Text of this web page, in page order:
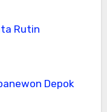
Rutin
Depok